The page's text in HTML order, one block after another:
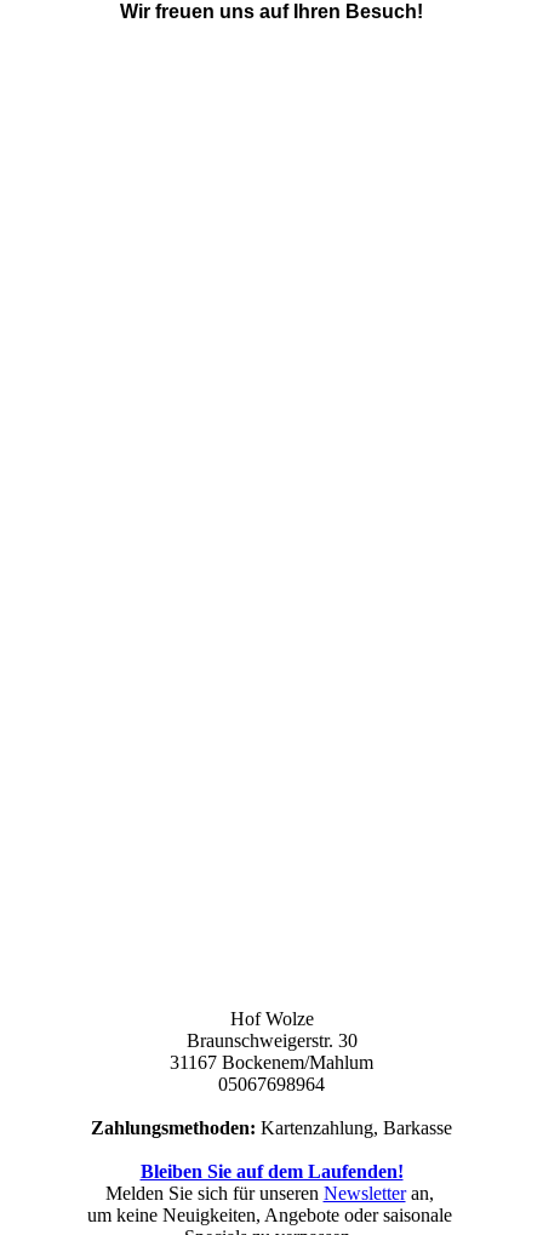
Wir freuen uns auf Ihren Besuch!
Hof Wolze
Braunschweigerstr. 30
31167 Bockenem/Mahlum
05067698964
Zahlungsmethoden: Kartenzahlung, Barkasse
Bleiben Sie auf dem Laufenden!
Melden Sie sich für unseren Newsletteran,
um keine Neuigkeiten, Angebote oder saisonale